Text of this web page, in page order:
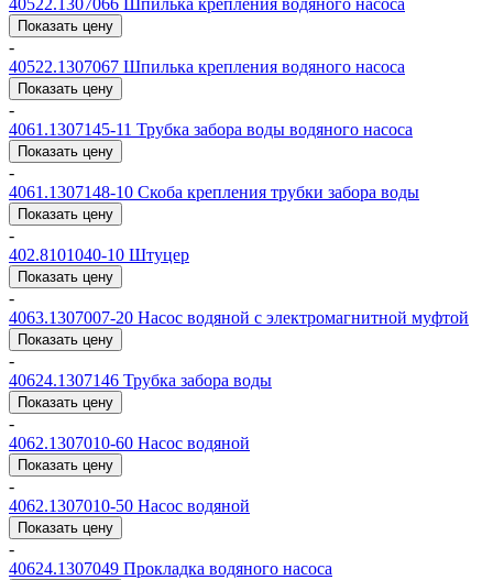
40522.1307066 Шпилька крепления водяного насоса
Показать цену
-
40522.1307067 Шпилька крепления водяного насоса
Показать цену
-
4061.1307145-11 Трубка забора воды водяного насоса
Показать цену
-
4061.1307148-10 Скоба крепления трубки забора воды
Показать цену
-
402.8101040-10 Штуцер
Показать цену
-
4063.1307007-20 Насос водяной с электромагнитной муфтой
Показать цену
-
40624.1307146 Трубка забора воды
Показать цену
-
4062.1307010-60 Насос водяной
Показать цену
-
4062.1307010-50 Насос водяной
Показать цену
-
40624.1307049 Прокладка водяного насоса